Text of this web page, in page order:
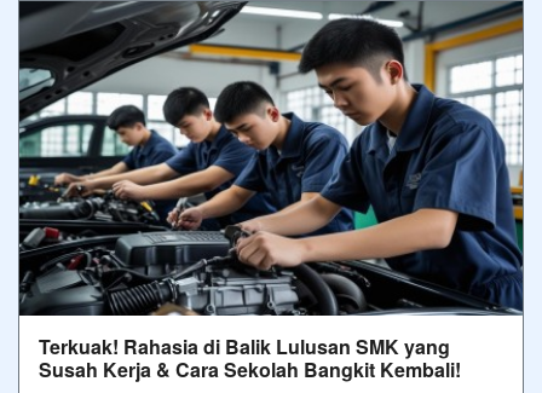
Terkuak! Rahasia di Balik Lulusan SMK yang
Susah Kerja & Cara Sekolah Bangkit Kembali!